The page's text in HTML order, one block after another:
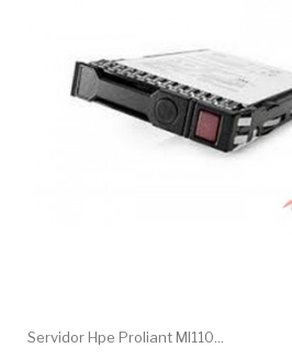
Servidor Hpe Proliant Ml110...